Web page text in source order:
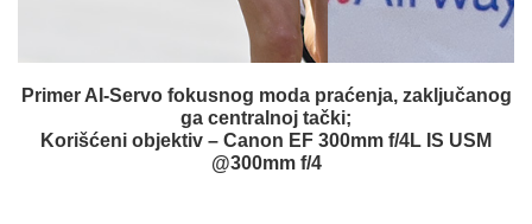
Primer AI-Servo fokusnog moda praćenja, zaključanog
ga centralnoj tački;
Korišćeni objektiv – Canon EF 300mm f/4L IS USM
@300mm f/4